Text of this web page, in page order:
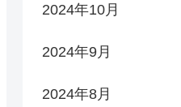
2024年10月
2024年9月
2024年8月